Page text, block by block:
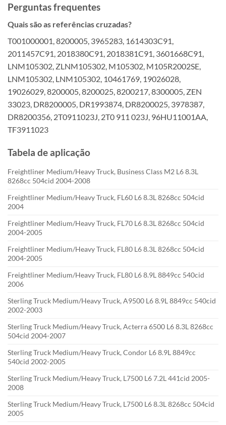
Perguntas frequentes
Quais são as referências cruzadas?
T001000001, 8200005, 3965283, 1614303C91,
2011457C91, 2018380C91, 2018381C91, 3601668C91,
LNM105302, ZLNM105302, M105302, M105R2002SE,
LNM105302, LNM105302, 10461769, 19026028,
19026029, 8200005, 8200025, 8200217, 8300005, ZEN
33023, DR8200005, DR1993874, DR8200025, 3978387,
DR8200356, 2T0911023J, 2T0 911 023J, 96HU11001AA,
TF3911023
Tabela de aplicação
Freightliner Medium/Heavy Truck, Business Class M2 L6 8.3L
8268cc 504cid 2004-2008
Freightliner Medium/Heavy Truck, FL60 L6 8.3L 8268cc 504cid
2004
Freightliner Medium/Heavy Truck, FL70 L6 8.3L 8268cc 504cid
2004-2005
Freightliner Medium/Heavy Truck, FL80 L6 8.3L 8268cc 504cid
2004-2005
Freightliner Medium/Heavy Truck, FL80 L6 8.9L 8849cc 540cid
2006
Sterling Truck Medium/Heavy Truck, A9500 L6 8.9L 8849cc 540cid
2002-2003
Sterling Truck Medium/Heavy Truck, Acterra 6500 L6 8.3L 8268cc
504cid 2004-2007
Sterling Truck Medium/Heavy Truck, Condor L6 8.9L 8849cc
540cid 2002-2005
Sterling Truck Medium/Heavy Truck, L7500 L6 7.2L 441cid 2005-
2008
Sterling Truck Medium/Heavy Truck, L7500 L6 8.3L 8268cc 504cid
2005